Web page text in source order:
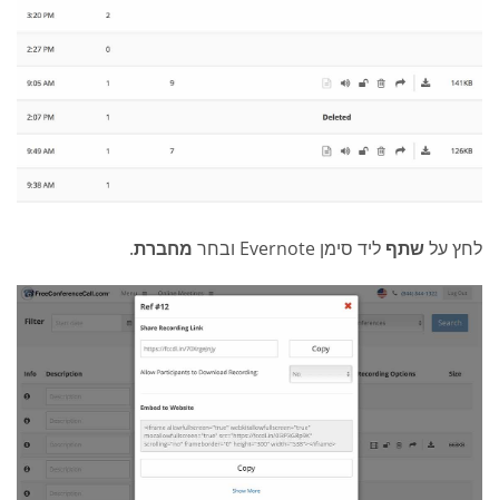
לחץ עלשתף ליד סימן Evernote ובחר מחברת.